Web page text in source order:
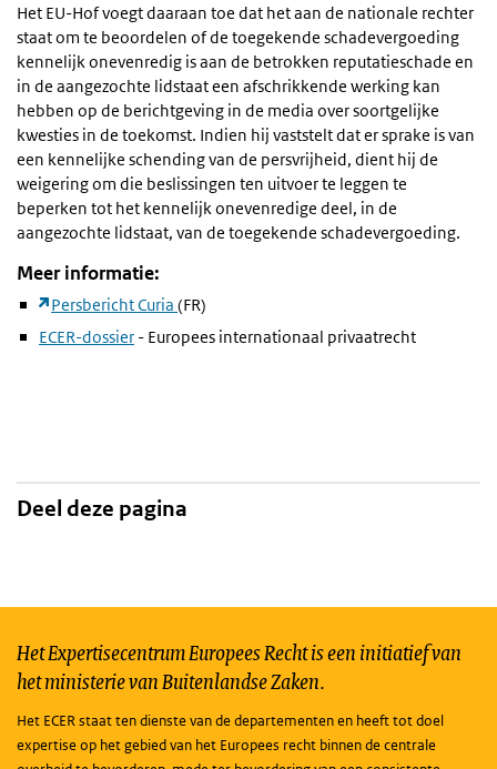
Het EU-Hof voegt daaraan toe dat het aan de nationale rechter
staat om te beoordelen of de toegekende schadevergoeding
kennelijk onevenredig is aan de betrokken reputatieschade en
in de aangezochte lidstaat een afschrikkende werking kan
hebben op de berichtgeving in de media over soortgelijke
kwesties in de toekomst. Indien hij vaststelt dat er sprake is van
een kennelijke schending van de persvrijheid, dient hij de
weigering om die beslissingen ten uitvoer te leggen te
beperken tot het kennelijk onevenredige deel, in de
aangezochte lidstaat, van de toegekende schadevergoeding.
Meer informatie:
Persbericht Curia (FR)
ECER-dossier - Europees internationaal privaatrecht
Deel deze pagina
Het Expertisecentrum Europees Recht is een initiatief van
het ministerie van Buitenlandse Zaken.
Het ECER staat ten dienste van de departementen en heeft tot doel
expertise op het gebied van het Europees recht binnen de centrale